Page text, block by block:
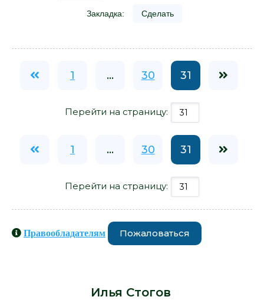
Закладка: Сделать
1 ... 30 31
Перейти на страницу:
1 ... 30 31
Перейти на страницу:
Правообладателям Пожаловаться
Илья Стогов